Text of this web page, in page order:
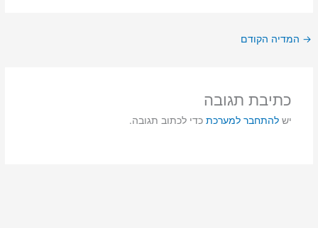
e
o
o
o
o
n
→ המדיה הקודם
כתיבת תגובה
יש להתחבר למערכתכדי לכתוב תגובה.